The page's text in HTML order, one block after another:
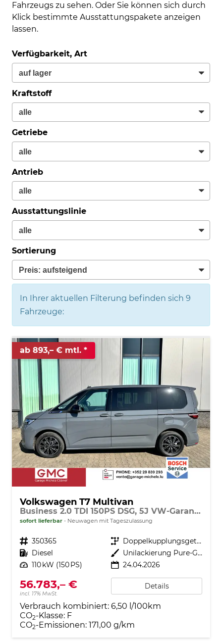
Fahrzeugs zu sehen. Oder Sie können sich durch
Klick bestimmte Ausstattungspakete anzeigen
lassen.
Verfügbarkeit, Art
Kraftstoff
Getriebe
Antrieb
Ausstattungslinie
Sortierung
In Ihrer aktuellen Filterung befinden sich 9
Fahrzeuge:
ab 893,– € mtl.
Volkswagen T7 Multivan
Business 2.0 TDI 150PS DSG, 5J VW-Garantie, AHK, Family-Paket, 7-Sitzer+Armlehnen, Sitzheizung Digital Cockpit PRO, 17" ALU, IQ.LIGHT LED-MATRIX, 3ZCLIMATRONIC, PRIVACY-GLAS, Parksensoren v/h, KAMERA, 2x Schiebetüre, ACC, SideAssist, M-Lederlenkrad, Radio 10"
sofort lieferbar Neuwagen mit Tageszulassung
Fahrzeugnr. 350365 Getriebe
Doppelkupplungsgetriebe (DSG)
Kraftstoff Diesel Außenfarbe
Unilackierung Pure-Grey
Leistung 110 kW (150 PS) 24.04.2026
56.783,– €
incl. 17% MwSt.
Details
Verbrauch kombiniert: 6,50 l/100km
CO2-Klasse: F
CO2-Emissionen: 171,00 g/km